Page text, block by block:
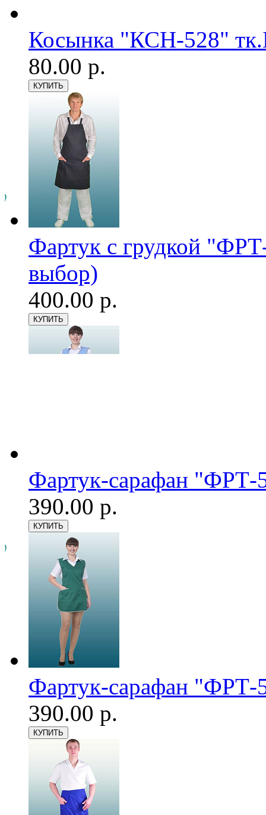
Косынка "КСН-528"
80.00 р.
Фартук с грудкой
выбор)
400.00 р.
Фартук-сарафан "ФРТ-
390.00 р.
Фартук-сарафан "ФРТ-
390.00 р.